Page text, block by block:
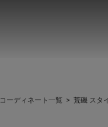
コーディネート一覧 荒磯 スタ